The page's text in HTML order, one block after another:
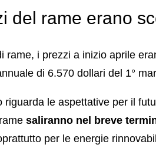
del rame erano
rame, i prezzi a inizio aprile
di 6.570 dollari del 1°
riguarda le aspettative per il
saliranno nel breve
per le energie